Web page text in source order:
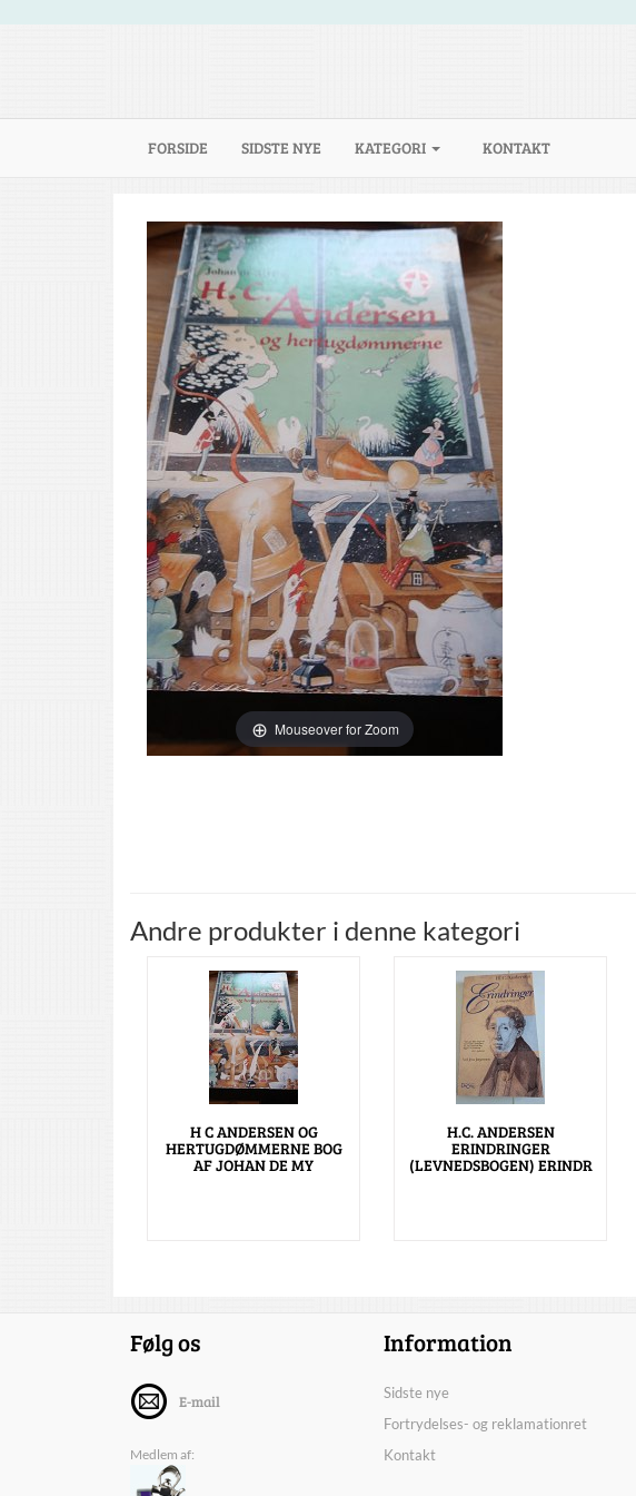
FORSIDE (CURRENT)
SIDSTE NYE KATEGORI KONTAKT
Mouseover for Zoom
Andre produkter i denne kategori
H C ANDERSEN OG
HERTUGDØMMERNE BOG
AF JOHAN DE MY
H.C. ANDERSEN
ERINDRINGER
(LEVNEDSBOGEN) ERINDR
Følg os
E-mail
Medlem af:
Information
Sidste nye
Fortrydelses- og reklamationret
Kontakt